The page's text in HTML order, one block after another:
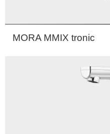
MORA MMIX tronic